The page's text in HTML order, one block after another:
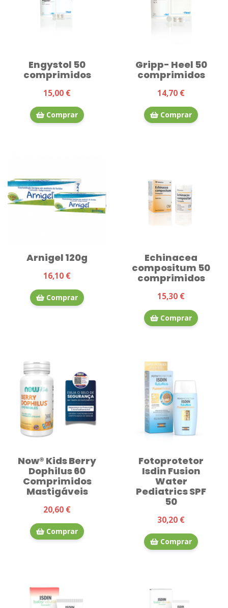
Engystol 50
comprimidos
15,00 €
Comprar
Gripp- Heel 50
comprimidos
14,70 €
Comprar
Arnigel 120g
16,10 €
Comprar
Echinacea
compositum 50
comprimidos
15,30 €
Comprar
Now® Kids Berry
Dophilus 60
Comprimidos
Mastigáveis
20,60 €
Comprar
Fotoprotetor
Isdin Fusion
Water
Pediatrics SPF
50
30,20 €
Comprar